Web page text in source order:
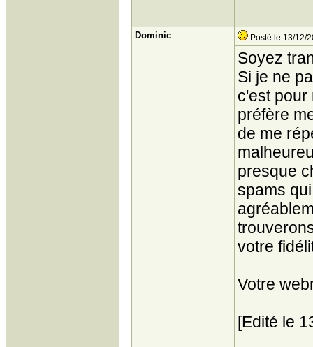
Dominic Posté le 13/12/
Soyez
Si je ne
c'est pour
préfère
de me
presque
spams
votre
Votre
[Edité le